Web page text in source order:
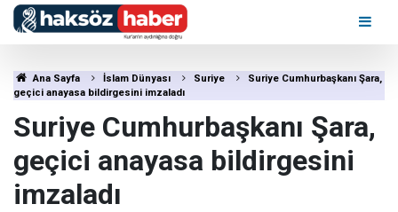
Ana Sayfa İslam Dünyası Suriye
Suriye Cumhurbaşkanı Şara,
geçici anayasa bildirgesini imzaladı
Suriye Cumhurbaşkanı Şara,
geçici anayasa bildirgesini
imzaladı